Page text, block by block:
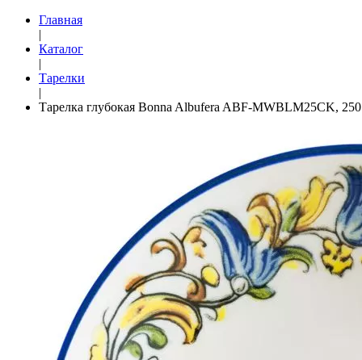
Главная
|
Каталог
|
Тарелки
|
Тарелка глубокая Bonna Albufera ABF-MWBLM25CK,